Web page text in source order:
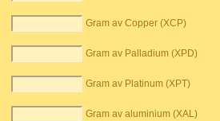
Gram av Copper (XCP)
Gram av Palladium (XPD)
Gram av Platinum (XPT)
Gram av aluminium (XAL)